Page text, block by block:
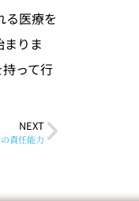
る医療を
りま
って行
NEXT
責任能力